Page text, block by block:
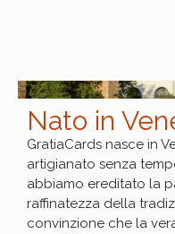
Nato in
GratiaCards nasce in
artigianato senza
abbiamo ereditato la
raffinatezza della
convinzione che la